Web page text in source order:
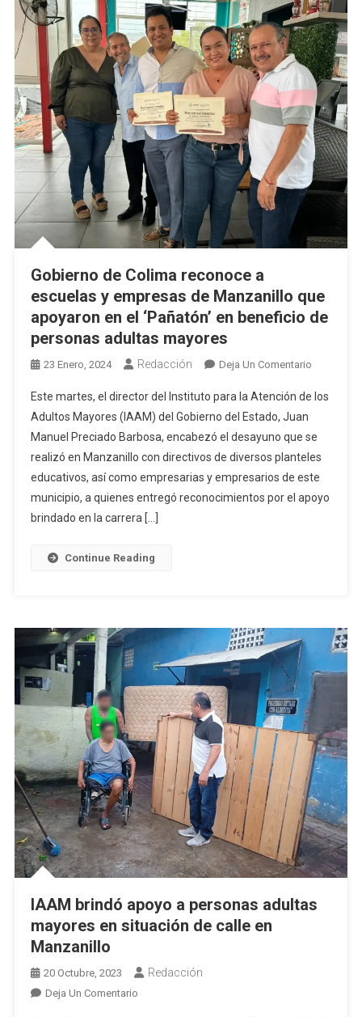
Y
Villa
De
Álvarez
Gobierno de Colima reconoce a
escuelas y empresas de Manzanillo que
apoyaron en el ‘Pañatón’ en beneficio de
personas adultas mayores
23 Enero, 2024 Redacción Deja Un ComentarioEn
De
Reconoce
A
Escuelas
Y
‘Pañatón’
Beneficio
De
Adultas
Mayores
Este martes, el director del Instituto para la Atención de los
Adultos Mayores (IAAM) del Gobierno del Estado, Juan
Manuel Preciado Barbosa, encabezó el desayuno que se
realizó en Manzanillo con directivos de diversos planteles
educativos, así como empresarias y empresarios de este
municipio, a quienes entregó reconocimientos por el apoyo
brindado en la carrera […]
Continue Reading
IAAM brindó apoyo a personas adultas
mayores en situación de calle en
Manzanillo
20 Octubre, 2023 Redacción
Deja Un ComentarioEn